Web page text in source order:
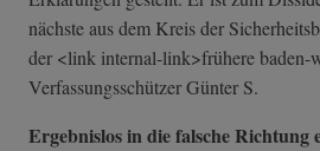
nächste aus dem Kreis der
der <link internal-link>frühere baden-
Verfassungsschützer Günter S.
Ergebnislos in die falsche Richtung